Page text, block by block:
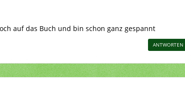
auf das Buch und bin schon ganz gespannt
ANTWORTEN